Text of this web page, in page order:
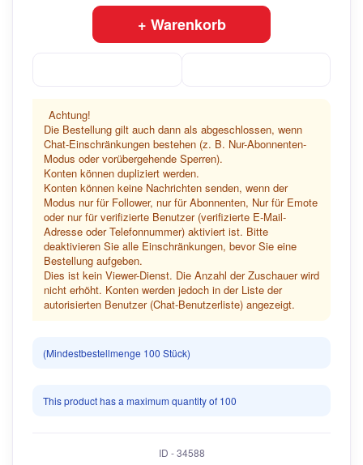
+ Warenkorb
Achtung!
Die Bestellung gilt auch dann als abgeschlossen, wenn
Chat-Einschränkungen bestehen (z. B. Nur-Abonnenten-
Modus oder vorübergehende Sperren).
Konten können dupliziert werden.
Konten können keine Nachrichten senden, wenn der
Modus nur für Follower, nur für Abonnenten, Nur für Emote
oder nur für verifizierte Benutzer (verifizierte E-Mail-
Adresse oder Telefonnummer) aktiviert ist. Bitte
deaktivieren Sie alle Einschränkungen, bevor Sie eine
Bestellung aufgeben.
Dies ist kein Viewer-Dienst. Die Anzahl der Zuschauer wird
nicht erhöht. Konten werden jedoch in der Liste der
autorisierten Benutzer (Chat-Benutzerliste) angezeigt.
(Mindestbestellmenge 100 Stück)
This product has a maximum quantity of 100
ID - 34588